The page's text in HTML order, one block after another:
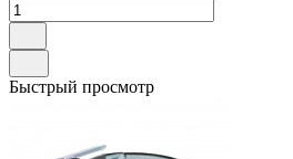
Быстрый просмотр